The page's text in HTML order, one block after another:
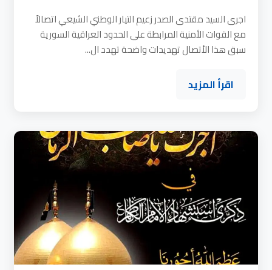
اجرى السيد مقتدى الصدر زعيم التيار الوطني الشيعي اتصالاً
مع القوات الأمنية المرابطة على الحدود العراقية السورية
سبق هذا الأتصال تهديدات واضحة تهدد ال...
اقرأ المزيد